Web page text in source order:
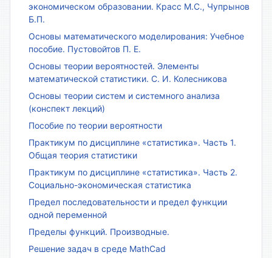
экономическом образовании. Красс М.С., Чупрынов
Б.П.
Основы математического моделирования: Учебное
пособие. Пустовойтов П. Е.
Основы теории вероятностей. Элементы
математической статистики. С. И. Колесникова
Основы теории систем и системного анализа
(конспект лекций)
Пособие по теории вероятности
Практикум по дисциплине «статистика». Часть 1.
Общая теория статистики
Практикум по дисциплине «статистика». Часть 2.
Социально-экономическая статистика
Предел последовательности и предел функции
одной переменной
Пределы функций. Производные.
Решение задач в среде MathCad